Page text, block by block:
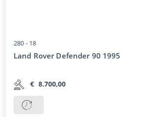
280 - 18
Land Rover Defender 90 1995
€ 8.700,00